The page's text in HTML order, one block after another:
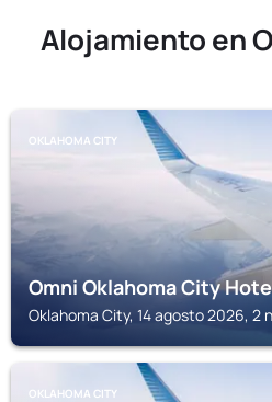
Alojamiento en
OKLAHOMA CITY
Omni Oklahoma City
Oklahoma City, 14 agosto 2026, 2
OKLAHOMA CITY